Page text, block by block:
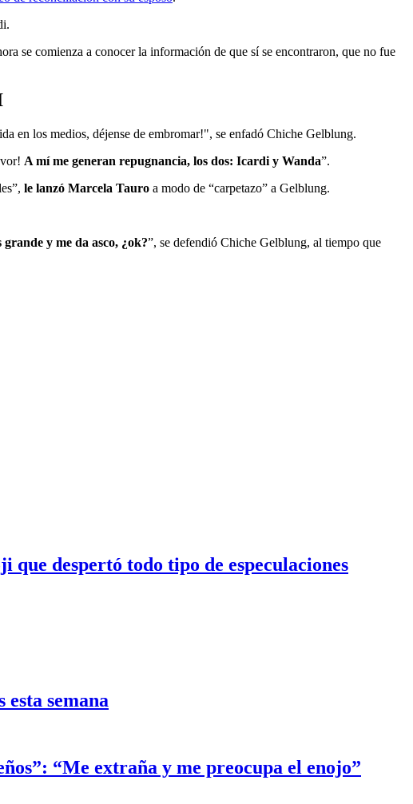
se comienza a conocer la información de que sí se encontraron, que no fue
en los medios, déjense de embromar!", se enfadó Chiche Gelblung.
A mí me generan repugnancia, los dos: Icardi y Wanda”.
le lanzó Marcela Tauro a modo de “carpetazo” a Gelblung.
grande y me da asco, ¿ok?”, se defendió Chiche Gelblung, al tiempo que
que despertó todo tipo de especulaciones
semana
“Me extraña y me preocupa el enojo”